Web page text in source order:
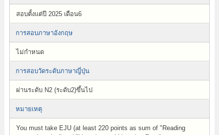
สอบตั้งแต่ปี 2025 เดือน6
การสอบภาษาอังกฤษ
ไม่กำหนด
การสอบวัดระดับภาษาญี่ปุ่น
ผ่านระดับ N2 (ระดับ2)ขึ้นไป
หมายเหตุ
You must take EJU (at least 220 points as sum of "Reading